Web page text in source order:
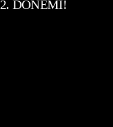
DÖNEMI!